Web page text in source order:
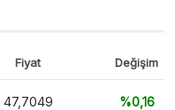
Fiyat Değişim
47,7049 %0,16